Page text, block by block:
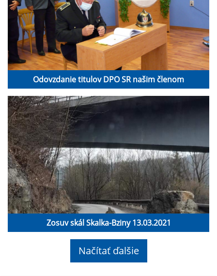
Odovzdanie titulov DPO SR našim členom
Zosuv skál Skalka-Bziny 13.03.2021
Načítať ďalšie